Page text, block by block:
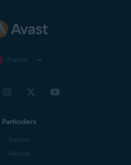
France
Particuliers
Support
Sécurité